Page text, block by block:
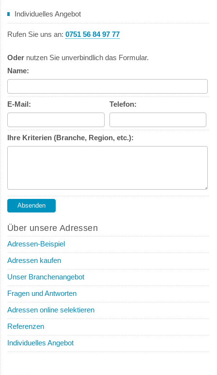
Individuelles Angebot
Rufen Sie uns an: 0751 56 84 97 77
Oder nutzen Sie unverbindlich das Formular.
Name:
E-Mail: Telefon:
Ihre Kriterien (Branche, Region, etc.):
Über unsere Adressen
Adressen-Beispiel
Adressen kaufen
Unser Branchenangebot
Fragen und Antworten
Adressen online selektieren
Referenzen
Individuelles Angebot